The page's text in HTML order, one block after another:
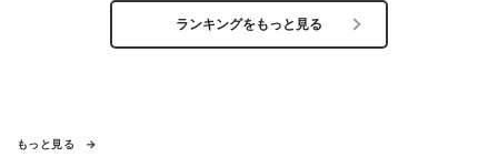
ランキングをもっと見る
もっと見る